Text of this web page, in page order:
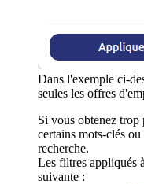
Dans l'exemple ci-
seules les offres
Si vous obtenez trop
certains mots-clés
recherche.
Les filtres appliqués
suivante :